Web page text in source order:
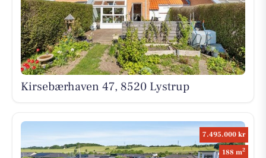
Kirsebærhaven 47, 8520 Lystrup
7.495.000 kr
188 m2